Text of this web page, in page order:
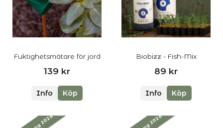
Fuktighetsmätare för jord
139 kr
Info Köp
Biobizz - Fish-Mix
89 kr
Info Köp